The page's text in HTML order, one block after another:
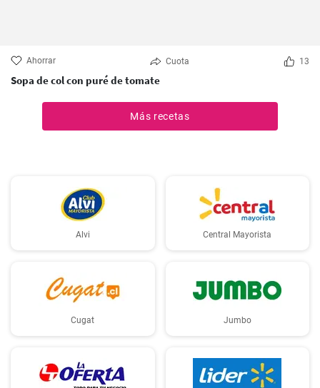
Ahorrar Cuota 13
Sopa de col con puré de tomate
Más recetas
Alvi Central Mayorista
Cugat Jumbo